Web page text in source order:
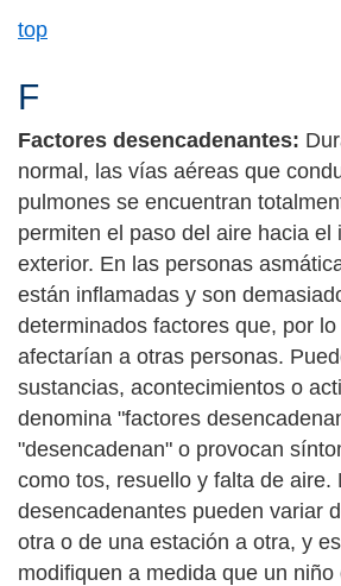
top
F
Factores desencadenantes:
normal, las vías aéreas que
pulmones se encuentran
permiten el paso del aire hacia el
exterior. En las personas
están inflamadas y son
determinados factores que, por
afectarían a otras personas.
sustancias, acontecimientos o
denomina "factores
"desencadenan" o provocan
como tos, resuello y falta de aire.
desencadenantes pueden variar
otra o de una estación a otra, y
modifiquen a medida que un niño